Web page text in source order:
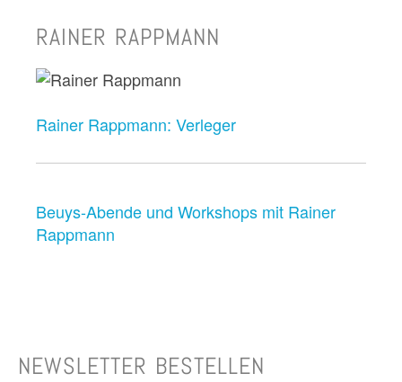
RAINER RAPPMANN
Rainer Rappmann: Verleger
Beuys-Abende und Workshops mit Rainer
Rappmann
NEWSLETTER BESTELLEN